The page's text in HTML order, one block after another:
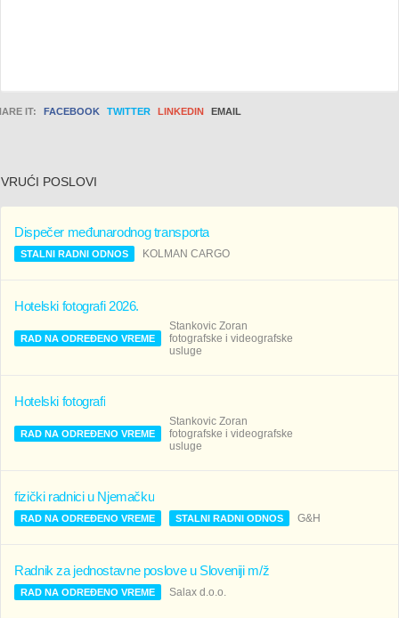
IT: FACEBOOK TWITTER LINKEDIN EMAIL
VRUĆI POSLOVI
Dispečer međunarodnog transporta
STALNI RADNI ODNOS KOLMAN CARGO
Hotelski fotografi 2026.
RAD NA ODREĐENO VREME
Stankovic Zoran
fotografske i videografske
usluge
Hotelski fotografi
RAD NA ODREĐENO VREME
Stankovic Zoran
fotografske i videografske
usluge
fizički radnici u Njemačku
RAD NA ODREĐENO VREME STALNI RADNI ODNOS G&H
Radnik za jednostavne poslove u Sloveniji m/ž
RAD NA ODREĐENO VREME Salax d.o.o.